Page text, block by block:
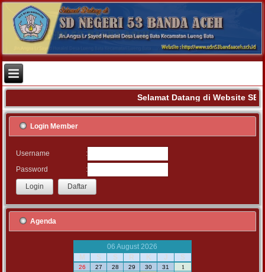
Selamat Datang di Website
Login Member
Username
:
Password
:
Agenda
06 August 2026
M
S S R K J S
26 27 28 29 30 31
1